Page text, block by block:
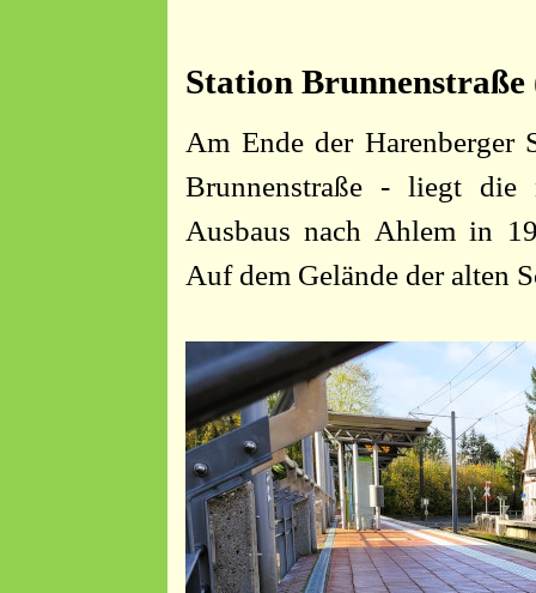
Station
Am Ende der Harenberger
Brunnenstraße - liegt die
Ausbaus nach Ahlem in
Auf dem Gelände der alten